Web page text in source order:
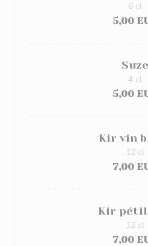
5,00
6 cl
Suze
5,00
4 cl
Kir vin
7,00
12 cl
Kir
7,00
12 cl